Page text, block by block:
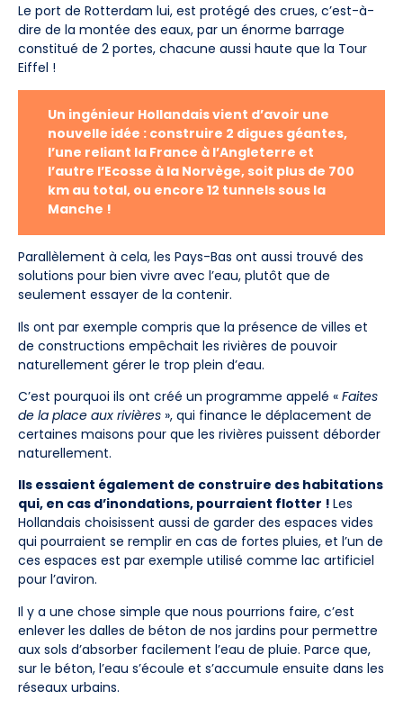
Le port de Rotterdam lui, est protégé des crues, c’est-à-
dire de la montée des eaux, par un énorme barrage
constitué de 2 portes, chacune aussi haute que la Tour
Eiffel !
Un ingénieur Hollandais vient d’avoir une
nouvelle idée : construire 2 digues géantes,
l’une reliant la France à l’Angleterre et
l’autre l’Ecosse à la Norvège, soit plus de 700
km au total, ou encore 12 tunnels sous la
Manche !
Parallèlement à cela, les Pays-Bas ont aussi trouvé des
solutions pour bien vivre avec l’eau, plutôt que de
seulement essayer de la contenir.
Ils ont par exemple compris que la présence de villes et
de constructions empêchait les rivières de pouvoir
naturellement gérer le trop plein d’eau.
C’est pourquoi ils ont créé un programme appelé « Faites
de la place aux rivières », qui finance le déplacement de
certaines maisons pour que les rivières puissent déborder
naturellement.
Ils essaient également de construire des habitations
qui, en cas d’inondations, pourraient flotter ! Les
Hollandais choisissent aussi de garder des espaces vides
qui pourraient se remplir en cas de fortes pluies, et l’un de
ces espaces est par exemple utilisé comme lac artificiel
pour l’aviron.
Il y a une chose simple que nous pourrions faire, c’est
enlever les dalles de béton de nos jardins pour permettre
aux sols d’absorber facilement l’eau de pluie. Parce que,
sur le béton, l’eau s’écoule et s’accumule ensuite dans les
réseaux urbains.